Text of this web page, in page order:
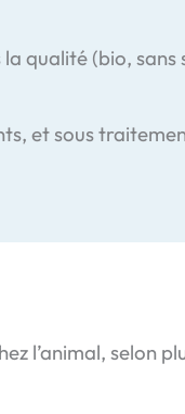
la qualité (bio,
et sous
l’animal, selon